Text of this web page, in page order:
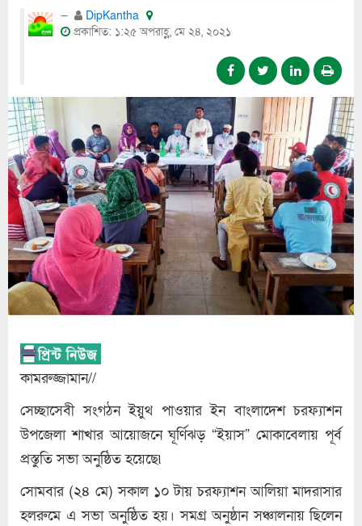
DipKantha
প্রকাশিত: ১:২৫ অপরাহ্ণ, মে ২৪, ২০২১
কামরুজ্জামান//
সেচ্ছাসেবী সংগঠন ইয়ুথ পাওয়ার ইন বাংলাদেশ চরফ্যাশন
উপজেলা শাখার আয়োজনে ঘূর্ণিঝড় “ইয়াস” মোকাবেলায় পূর্ব
প্রস্তুতি সভা অনুষ্ঠিত হয়েছে৷
সোমবার (২৪ মে) সকাল ১০ টায় চরফ্যাশন আলিয়া মাদরাসার
হলরুমে এ সভা অনুষ্ঠিত হয়। সমগ্র অনুষ্ঠান সঞ্চালনায় ছিলেন